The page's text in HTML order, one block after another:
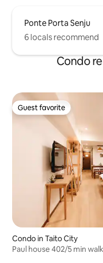
ボディソープ・ドライヤ
ものをご利用ください。
等のホストによるリネン
メッセージをお願いいま
は無料でご利用いただけ
楽再生含め)。 ●お部屋に
ぐようにお願いいたしま
たゲストのみ宿泊可能です
方以外のご滞在、ご訪問
いただきます。 ●お部屋
どは大切に扱っていただ
あった場合は必ずご連絡
さなお子様だけを残して
ださい。 ★予約期間は部
つ、お風呂とトイレ別々
兼リビング、総面積37平
お客様に属し、他のゲス
とはありません。 ★チェ
（午前11時まで）を厳守
★部屋に入る前に玄関で
さい。 ★ペット禁止です
は許可されていませんの
Ponte Porta Senju
6 locals recommend
Condo
Guest favorite
Guest favorite
Condo in Taito City
Paul house 402/5 min